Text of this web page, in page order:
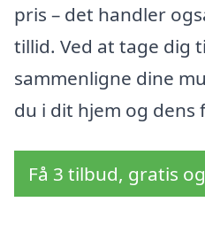
pris – det handler
tillid. Ved at tage dig
sammenligne dine
du i dit hjem og dens
Få 3 tilbud, gratis